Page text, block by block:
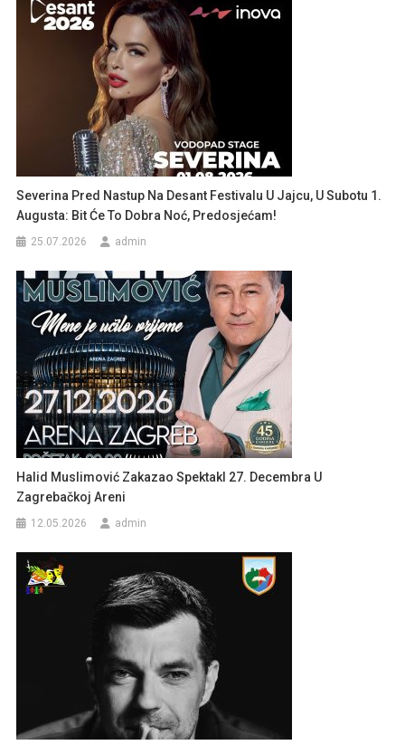
Severina Pred Nastup Na Desant Festivalu U Jajcu, U Subotu 1.
Augusta: Bit Će To Dobra Noć, Predosjećam!
25.07.2026 admin
Halid Muslimović Zakazao Spektakl 27. Decembra U
Zagrebačkoj Areni
12.05.2026 admin